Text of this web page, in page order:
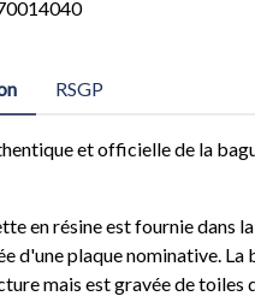
RSGP
et officielle de la
en résine est fournie dans
d'une plaque nominative.
mais est gravée de toiles